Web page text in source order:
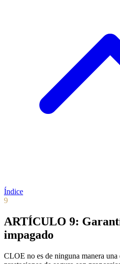
Índice
9
ARTÍCULO 9:
impagado
CLOE no es de ninguna manera una